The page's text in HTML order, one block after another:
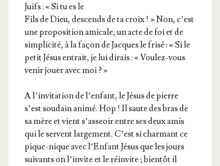
Juifs : « Si tu es le
Fils de Dieu, des­cends de ta croix ! » Non, c’est
une pro­po­si­tion ami­cale, un acte de foi et de
sim­pli­ci­té, à la façon de Jacques le fri­sé : « Si le
petit Jésus entrait, je lui dirais : « Vou­lez-vous
venir jouer avec moi ? »
A l’in­vi­ta­tion de l’en­fant, le Jésus de pierre
s’est sou­dain ani­mé. Hop ! Il saute des bras de
sa mère et vient s’as­seoir entre ses deux amis
qui le servent lar­ge­ment. C’est si char­mant ce
pique-nique avec l’En­fant Jésus que les jours
sui­vants on l’in­vite et le réin­vite ; bien­tôt il